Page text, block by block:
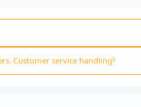
Customer service handling